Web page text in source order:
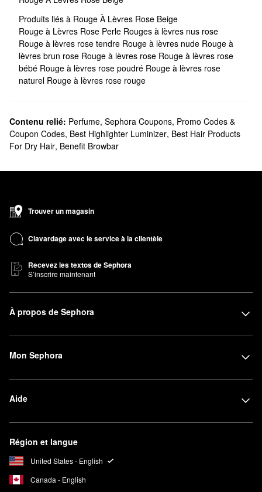
Produits liés à Rouge À Lèvres Rose Beige
Rouge à Lèvres Rose Perle Rouges à lèvres nus rose
Rouge à lèvres rose tendre Rouge à lèvres nude Rouge à
lèvres brun rose Rouge à lèvres rose Rouge à lèvres rose
bébé Rouge à lèvres rose poudré Rouge à lèvres rose
naturel Rouge à lèvres rose rouge
Contenu relié: Perfume, Sephora Coupons, Promo Codes &
Coupon Codes, Best Highlighter Luminizer, Best Hair Products
For Dry Hair, Benefit Browbar
Trouver un magasin
Clavardage avec le service à la clientèle
Recevez les textos de Sephora
S’inscrire maintenant
À propos de Sephora
Mon Sephora
Aide
Région et langue
United States - English
Canada - English